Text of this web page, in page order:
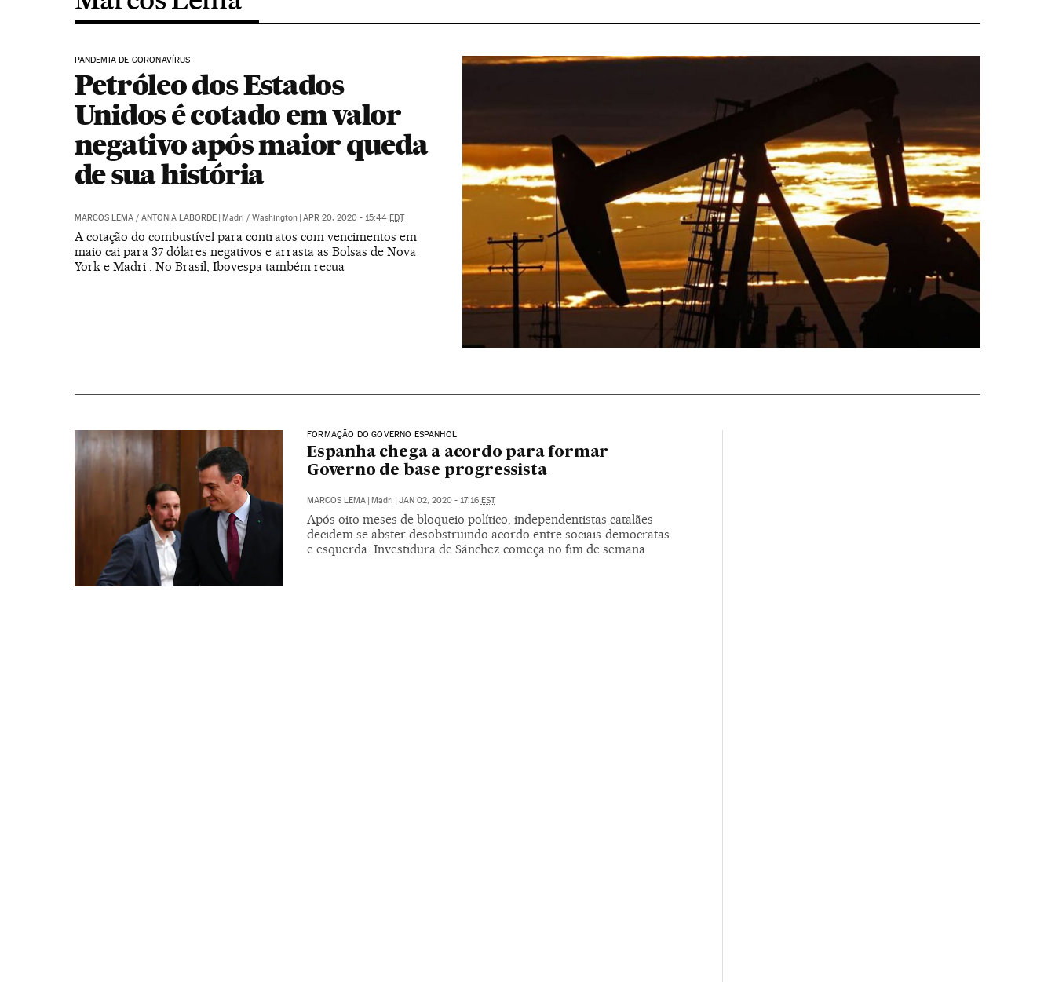
PANDEMIA DE CORONAVÍRUS
Petróleo dos Estados
Unidos é cotado em valor
negativo após maior queda
de sua história
MARCOS LEMA/ ANTONIA LABORDE | Madri / Washington | APR 20, 2020 - 15:44 EDT
A cotação do combustível para contratos com vencimentos em
maio cai para 37 dólares negativos e arrasta as Bolsas de Nova
York e Madri . No Brasil, Ibovespa também recua
FORMAÇÃO DO GOVERNO ESPANHOL
Espanha chega a acordo para formar
Governo de base progressista
MARCOS LEMA | Madri | JAN 02, 2020 - 17:16 EST
Após oito meses de bloqueio político, independentistas catalães
decidem se abster desobstruindo acordo entre sociais-democratas
e esquerda. Investidura de Sánchez começa no fim de semana